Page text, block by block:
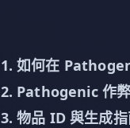
1. 如何在
2. Pathogenic 作
3. 物品 ID 與生成